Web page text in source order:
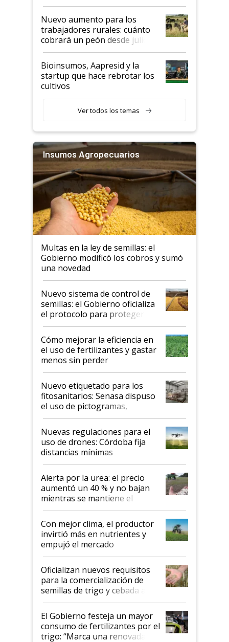
Nuevo aumento para los
trabajadores rurales: cuánto
cobrará un peón desde julio
Bioinsumos, Aapresid y la
startup que hace rebrotar los
cultivos
Ver todos los temas
Insumos Agropecuarios
Multas en la ley de semillas: el
Gobierno modificó los cobros y sumó
una novedad
Nuevo sistema de control de
semillas: el Gobierno oficializa
el protocolo para proteger la
propiedad intelectual
Cómo mejorar la eficiencia en
el uso de fertilizantes y gastar
menos sin perder
productividad en la campaña
fina
Nuevo etiquetado para los
fitosanitarios: Senasa dispuso
el uso de pictogramas,
palabras de advertencia e
indicaciones
Nuevas regulaciones para el
uso de drones: Córdoba fija
distancias mínimas
Alerta por la urea: el precio
aumentó un 40 % y no bajan
mientras se mantiene el
conflicto en Medio Oriente
Con mejor clima, el productor
invirtió más en nutrientes y
empujó el mercado
Oficializan nuevos requisitos
para la comercialización de
semillas de trigo y cebada a
granel
El Gobierno festeja un mayor
consumo de fertilizantes por el
trigo: “Marca una renovada